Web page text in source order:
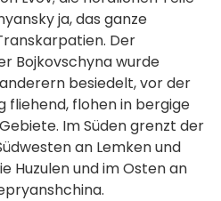
ja, das ganze
Der
Bojkovschyna wurde
besiedelt, vor der
fliehend, flohen in bergige
Im Süden grenzt der
an Lemken und
Huzulen und im Osten an